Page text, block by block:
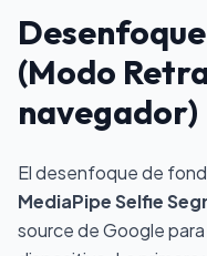
(Modo
navegador)
El desenfoque de
MediaPipe Selfie
source de Google